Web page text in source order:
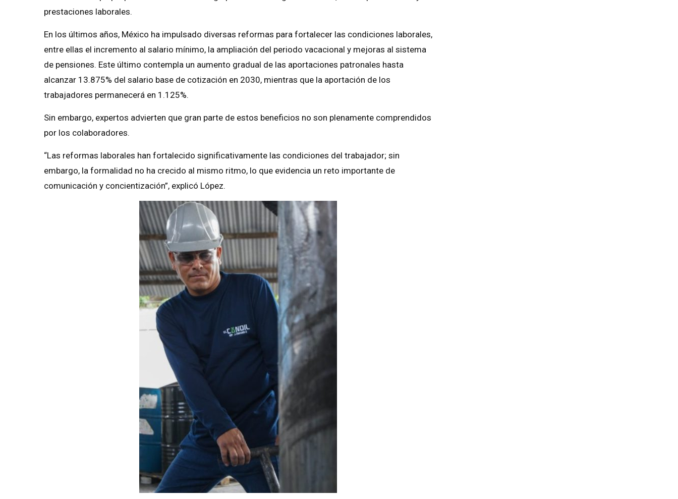
prestaciones laborales.
En los últimos años, México ha impulsado diversas reformas para fortalecer las condiciones laborales,
entre ellas el incremento al salario mínimo, la ampliación del periodo vacacional y mejoras al sistema
de pensiones. Este último contempla un aumento gradual de las aportaciones patronales hasta
alcanzar 13.875% del salario base de cotización en 2030, mientras que la aportación de los
trabajadores permanecerá en 1.125%.
Sin embargo, expertos advierten que gran parte de estos beneficios no son plenamente comprendidos
por los colaboradores.
“Las reformas laborales han fortalecido significativamente las condiciones del trabajador; sin
embargo, la formalidad no ha crecido al mismo ritmo, lo que evidencia un reto importante de
comunicación y concientización”, explicó López.